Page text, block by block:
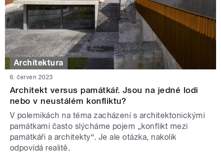
Architektura
6. červen 2023
Architekt versus památkář. Jsou na jedné lodi
nebo v neustálém konfliktu?
V polemikách na téma zacházení s architektonickými
památkami často slýcháme pojem „konflikt mezi
památkáři a architekty“. Je ale otázka, nakolik
odpovídá realitě.